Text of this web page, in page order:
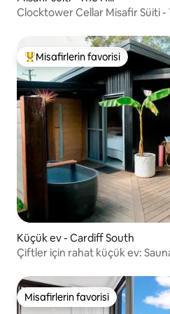
Clocktower Cellar Misafir Süiti -
Misafirlerin favorilerinden en
Misafirlerin favorisi
Küçük ev - Cardiff South
Çiftler için rahat küçük ev:
Misafirlerin favorisi
Misafirlerin favorisi